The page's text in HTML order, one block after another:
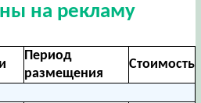
на рекламу
Период
размещения
Стоимость